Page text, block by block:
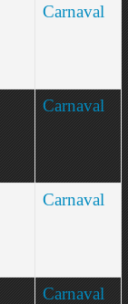
Carnaval
Carnaval
Carnaval
Carnaval